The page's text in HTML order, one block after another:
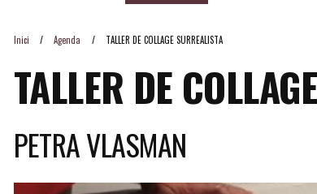
Inici Agenda TALLER DE COLLAGE SURREALISTA
TALLER DE
PETRA VLASMAN